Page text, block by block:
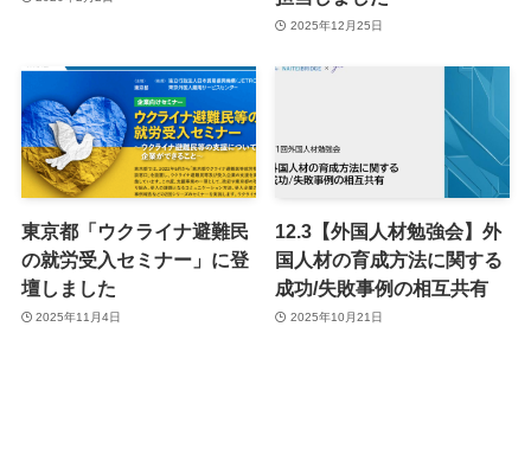
2025年12月25日
東京都「ウクライナ避難民
の就労受入セミナー」に登
壇しました
2025年11月4日
12.3【外国人材勉強会】外
国人材の育成方法に関する
成功/失敗事例の相互共有
2025年10月21日